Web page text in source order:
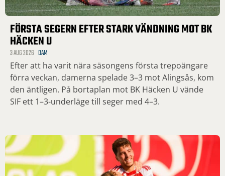
FÖRSTA SEGERN EFTER STARK VÄNDNING MOT BK
HÄCKEN U
3 AUG 2026 DAM
Efter att ha varit nära säsongens första trepoängare
förra veckan, damerna spelade 3–3 mot Alingsås, kom
den äntligen. På bortaplan mot BK Häcken U vände
SIF ett 1–3-underläge till seger med 4–3.